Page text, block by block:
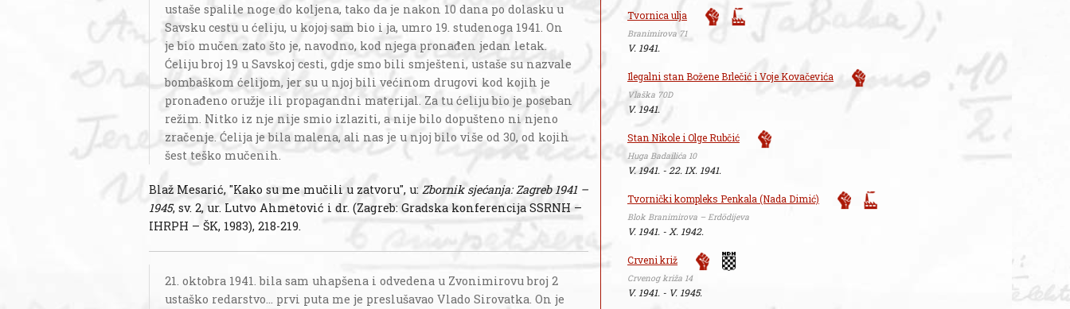
ustaše spalile noge do koljena, tako da je nakon 10 dana po dolasku u
Savsku cestu u ćeliju, u kojoj sam bio i ja, umro 19. studenoga 1941. On
je bio mučen zato što je, navodno, kod njega pronađen jedan letak.
Ćeliju broj 19 u Savskoj cesti, gdje smo bili smješteni, ustaše su nazvale
bombaškom ćelijom, jer su u njoj bili većinom drugovi kod kojih je
pronađeno oružje ili propagandni materijal. Za tu ćeliju bio je poseban
režim. Nitko iz nje nije smio izlaziti, a nije bilo dopušteno ni njeno
zračenje. Ćelija je bila malena, ali nas je u njoj bilo više od 30, od kojih
šest teško mučenih.
Blaž Mesarić, "Kako su me mučili u zatvoru", u: Zbornik sjećanja: Zagreb 1941 –
1945, sv. 2, ur. Lutvo Ahmetović i dr. (Zagreb: Gradska konferencija SSRNH –
IHRPH – ŠK, 1983), 218-219.
21. oktobra 1941. bila sam uhapšena i odvedena u Zvonimirovu broj 2
ustaško redarstvo... prvi puta me je preslušavao Vlado Sirovatka. On je
Tvornica ulja
Branimirova 71
V. 1941.
Ilegalni stan Božene Brlečić i Voje Kovačevića
Vlaška 70D
V. 1941.
Stan Nikole i Olge Rubčić
Huga Badailića 10
V. 1941. - 22. IX. 1941.
Tvornički kompleks Penkala (Nada Dimić)
Blok Branimirova – Erdödijeva
V. 1941. - X. 1942.
Crveni križ
Crvenog križa 14
V. 1941. - V. 1945.